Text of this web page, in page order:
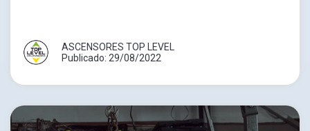
ASCENSORES TOP LEVEL
Publicado: 29/08/2022